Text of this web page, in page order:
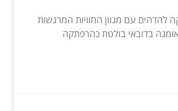
להדהים עם מגוון החוויות המרגשות
בדובאי בולטת כהרפתקה